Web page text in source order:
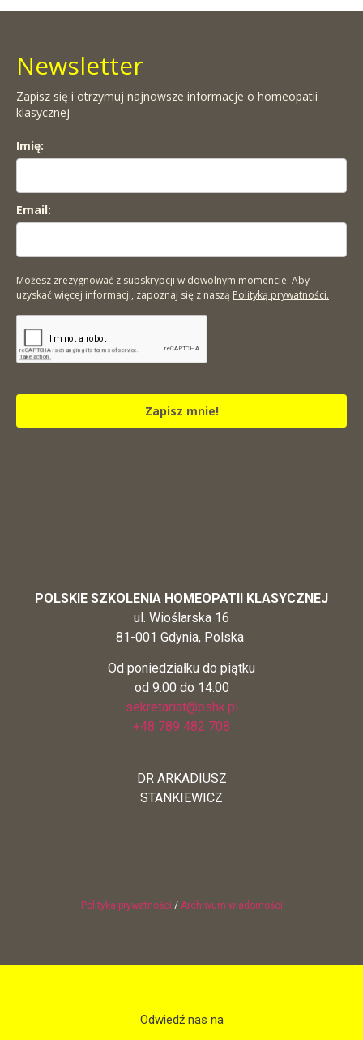
Newsletter
Zapisz się i otrzymuj najnowsze informacje o homeopatii
klasycznej
Imię:
Email:
Możesz zrezygnować z subskrypcji w dowolnym momencie. Aby
uzyskać więcej informacji, zapoznaj się z naszą Polityką prywatności.
Zapisz mnie!
POLSKIE SZKOLENIA HOMEOPATII KLASYCZNEJ
ul. Wioślarska 16
81-001 Gdynia, Polska
Od poniedziałku do piątku
od 9.00 do 14.00
sekretariat@pshk.pl
+48 789 482 708
DR ARKADIUSZ
STANKIEWICZ
Polityka prywatności / Archiwum wiadomości
Odwiedź nas na